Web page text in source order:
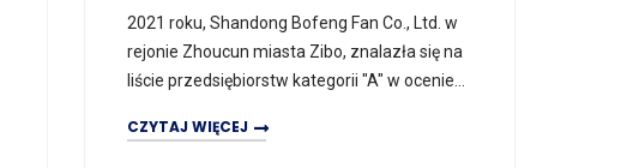
2021 roku, Shandong Bofeng Fan Co., Ltd. w
rejonie Zhoucun miasta Zibo, znalazła się na
liście przedsiębiorstw kategorii "A" w ocenie
przedsiębiorstw przemysłowych n
CZYTAJ WIĘCEJ